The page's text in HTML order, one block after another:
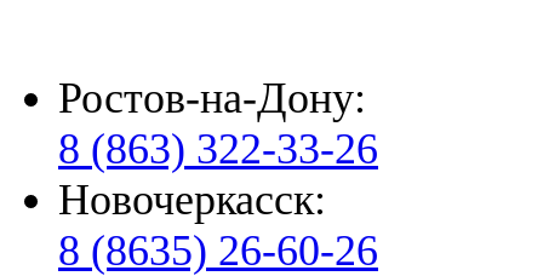
Ростов-на-Дону:
8 (863) 322-33-26
Новочеркасск:
8 (8635) 26-60-26